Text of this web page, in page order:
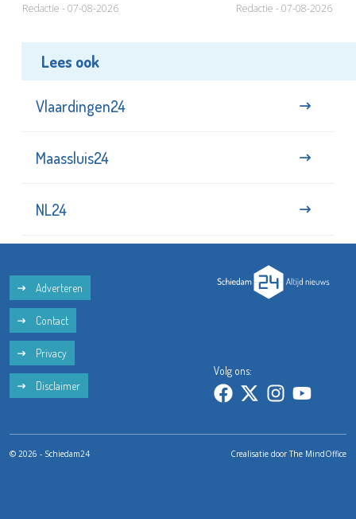
Redactie - 07-08-2026 Redactie - 07-08-2026
Lees ook
Vlaardingen24
Maassluis24
NL24
Adverteren
Contact
Privacy
Disclaimer
Volg ons:
© 2026 - Schiedam24 Crealisatie doorThe MindOffice